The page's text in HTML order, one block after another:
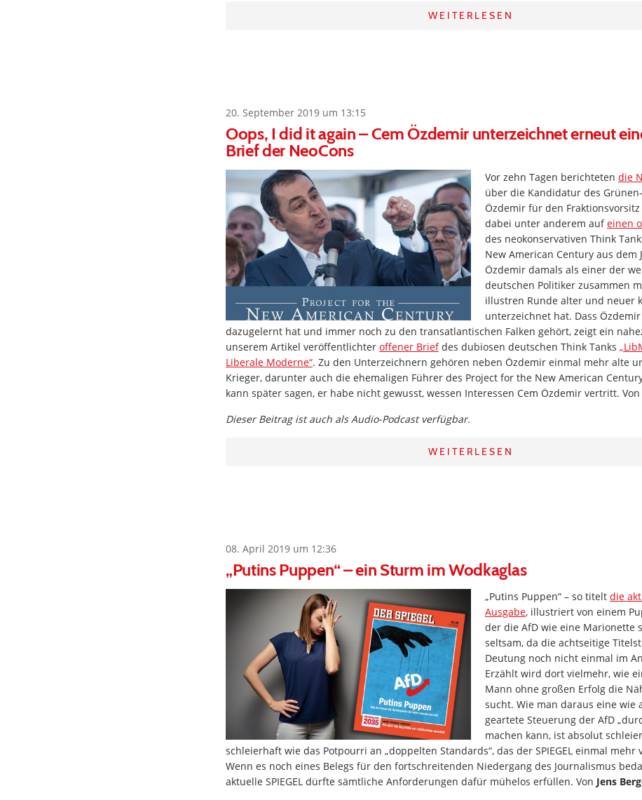
WEITERLESEN
20. September 2019 um 13:15
Oops, I did it again – Cem Özdemir unterzeichnet erneut
Brief der NeoCons
Vor zehn Tagen berichteten die
über die Kandidatur des
Özdemir für den
dabei unter anderem aufeinen
des neokonservativen Think
New American Century aus dem
Özdemir damals als einer der
deutschen Politiker zusammen
illustren Runde alter und neuer
unterzeichnet hat. Dass
dazugelernt hat und immer noch zu den transatlantischen Falken gehört, zeigt ein
unserem Artikel veröffentlichter offener Briefdes dubiosen deutschen Think Tanks
Liberale Moderne“. Zu den Unterzeichnern gehören neben Özdemir einmal mehr alte
Krieger, darunter auch die ehemaligen Führer des Project for the New American
kann später sagen, er habe nicht gewusst, wessen Interessen Cem Özdemir vertritt. Von
Dieser Beitrag ist auch als Audio-Podcast verfügbar.
WEITERLESEN
08. April 2019 um 12:36
„Putins Puppen“ – ein Sturm im Wodkaglas
„Putins Puppen“ – so titelt die
Ausgabe, illustriert von einem
der die AfD wie eine Marionette
seltsam, da die achtseitige
Deutung noch nicht einmal im
Erzählt wird dort vielmehr, wie
Mann ohne großen Erfolg die
sucht. Wie man daraus eine wie
geartete Steuerung der AfD
machen kann, ist absolut
schleierhaft wie das Potpourri an „doppelten Standards“, das der SPIEGEL einmal mehr
Wenn es noch eines Belegs für den fortschreitenden Niedergang des Journalismus
aktuelle SPIEGEL dürfte sämtliche Anforderungen dafür mühelos erfüllen. Von Jens